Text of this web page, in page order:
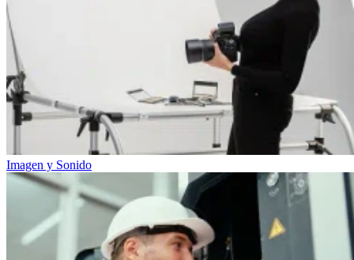
Imagen y Sonido